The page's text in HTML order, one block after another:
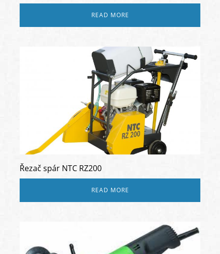
READ MORE
Řezač spár NTC RZ200
READ MORE